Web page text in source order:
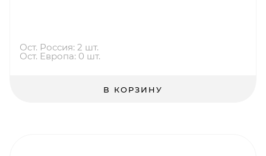
Ост. Россия: 2 шт.
Ост. Европа: 0 шт.
В КОРЗИНУ